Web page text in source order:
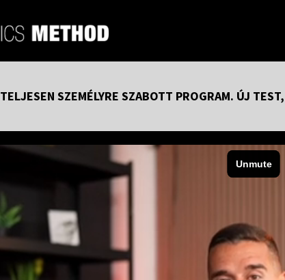
TELJESEN SZEMÉLYRE SZABOTT PROGRAM. ÚJ